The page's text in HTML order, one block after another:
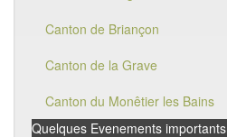
Canton de Briançon
Canton de la Grave
Canton du Monêtier les Bains
Quelques Evenements importants